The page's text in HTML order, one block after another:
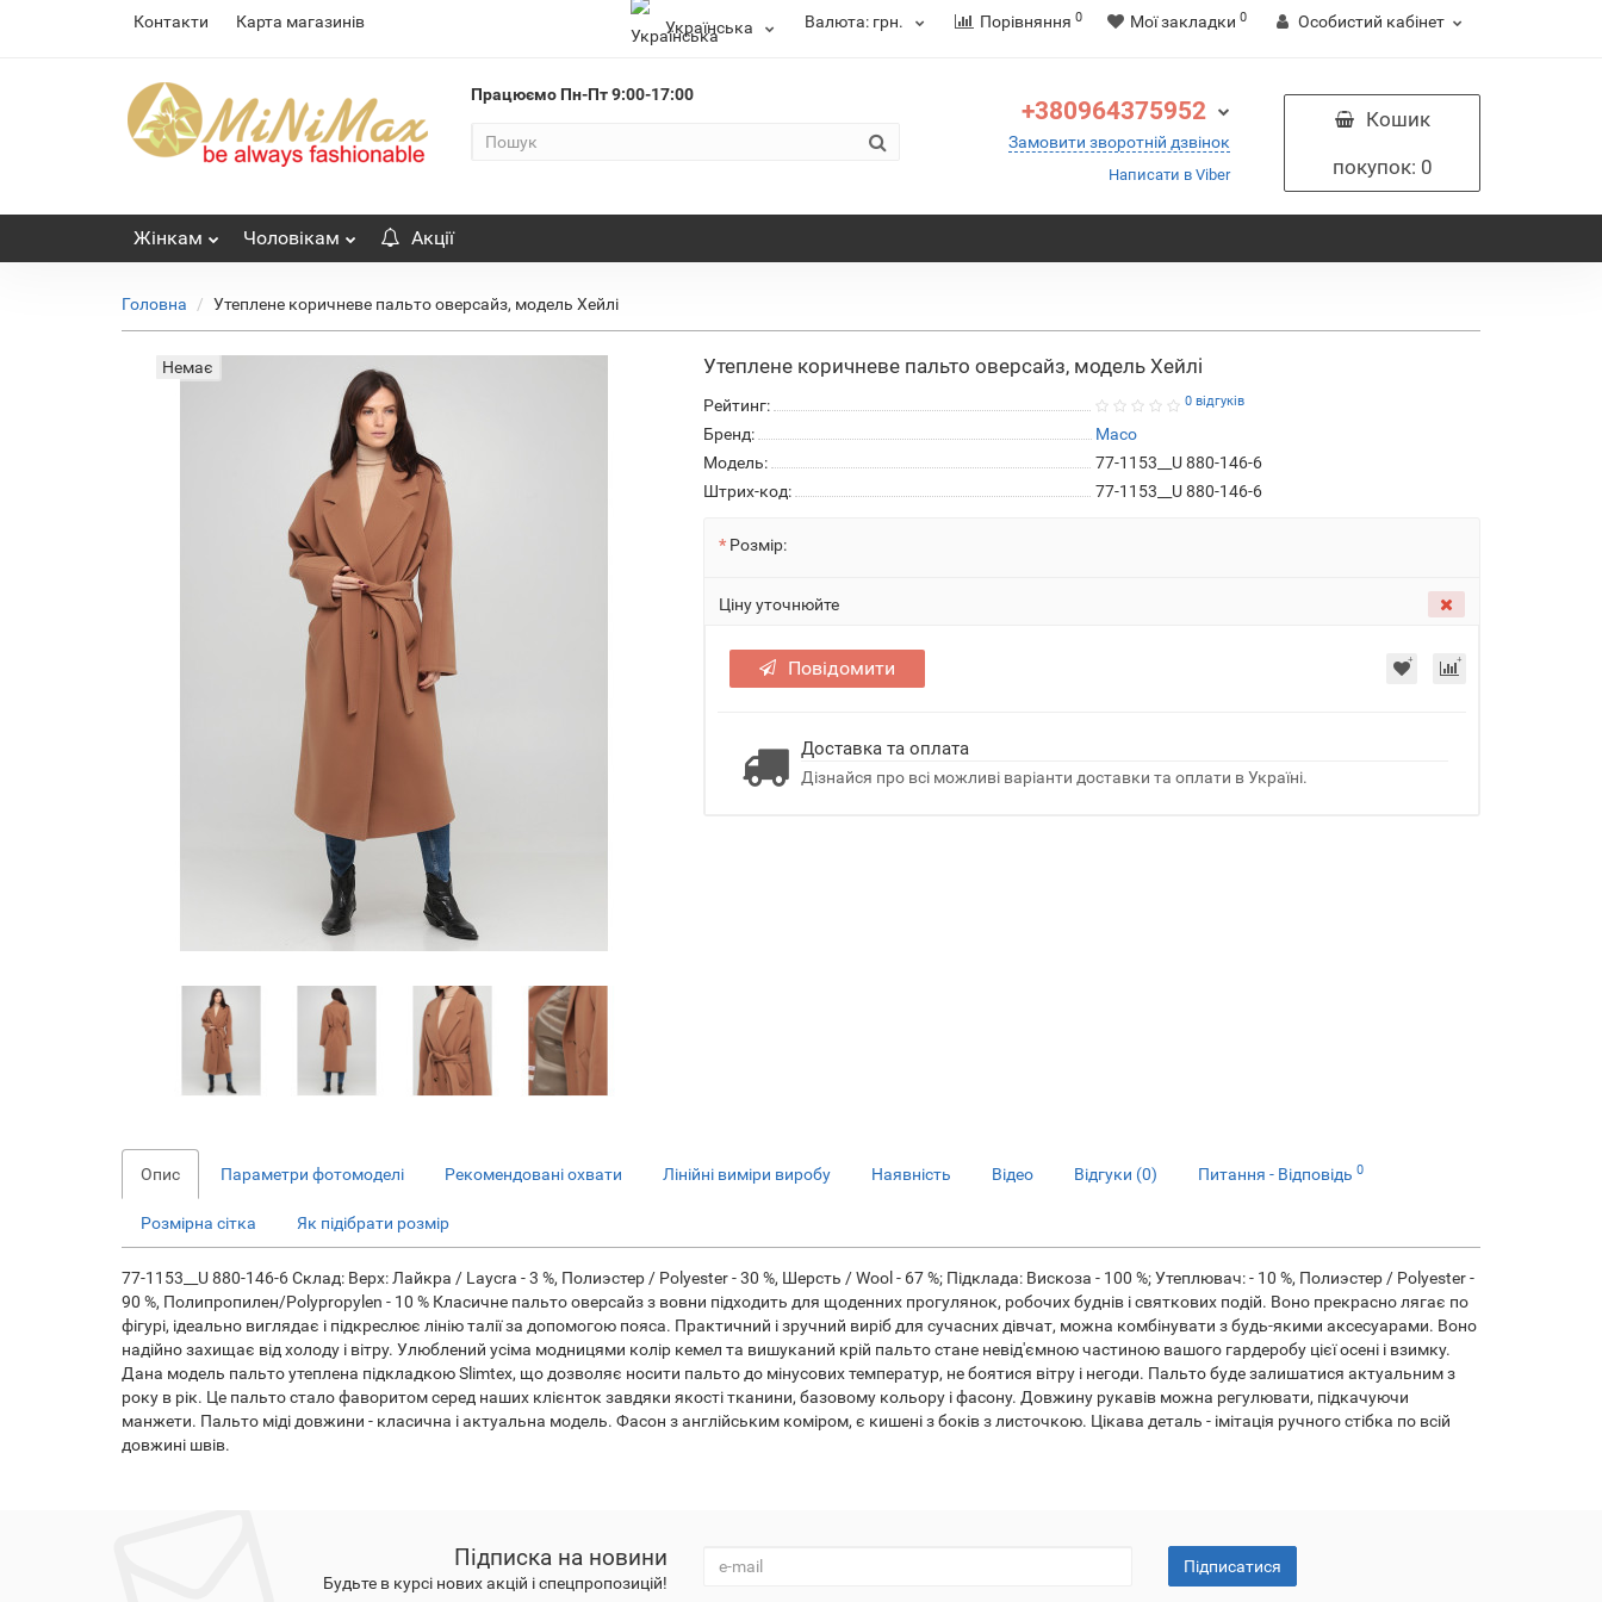
Контакти Карта магазинів Українська Валюта: грн. Порівняння 0 Мої закладки 0 Особистий кабінет
Працюємо Пн-Пт 9:00-17:00
+380964375952
Замовити зворотній дзвінок
Написати в Viber
Кошик
покупок: 0
Жінкам Чоловікам Акції
Головна Утеплене коричневе пальто оверсайз, модель Хейлі
Немає Утеплене коричневе пальто оверсайз, модель Хейлі
Рейтинг: 0 відгуків
Бренд:
Maco
Модель:
77-1153__U 880-146-6
Штрих-код:
77-1153__U 880-146-6
Розмір:
Ціну уточнюйте
Повідомити
Доставка та оплата
Дізнайся про всі можливі варіанти доставки та оплати в Україні.
Опис Параметри фотомоделі Рекомендовані охвати Лінійні виміри виробу Наявність Відео Відгуки (0) Питання - Відповідь 0
Розмірна сітка Як підібрати розмір
77-1153__U 880-146-6 Склад: Верх: Лайкра / Laycra - 3 %, Полиэстер / Polyester - 30 %, Шерсть / Wool - 67 %; Підклада: Вискоза - 100 %; Утеплювач: - 10 %, Полиэстер / Polyester -
90 %, Полипропилен/Polypropylen - 10 % Класичне пальто оверсайз з вовни підходить для щоденних прогулянок, робочих буднів і святкових подій. Воно прекрасно лягає по
фігурі, ідеально виглядає і підкреслює лінію талії за допомогою пояса. Практичний і зручний виріб для сучасних дівчат, можна комбінувати з будь-якими аксесуарами. Воно
надійно захищає від холоду і вітру. Улюблений усіма модницями колір кемел та вишуканий крій пальто стане невід'ємною частиною вашого гардеробу цієї осені і взимку.
Дана модель пальто утеплена підкладкою Slimtex, що дозволяє носити пальто до мінусових температур, не боятися вітру і негоди. Пальто буде залишатися актуальним з
року в рік. Це пальто стало фаворитом серед наших клієнток завдяки якості тканини, базовому кольору і фасону. Довжину рукавів можна регулювати, підкачуючи
манжети. Пальто міді довжини - класична і актуальна модель. Фасон з англійським коміром, є кишені з боків з листочкою. Цікава деталь - імітація ручного стібка по всій
довжині швів.
Підписка на новини
Будьте в курсі нових акцій і спецпропозицій!
Підписатися